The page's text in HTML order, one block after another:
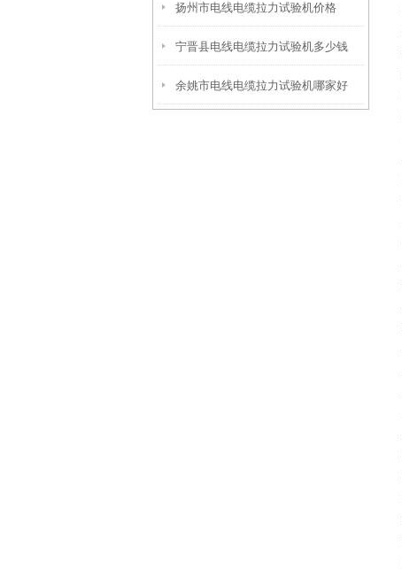
国庆节放假通知
扬州市电线电缆拉力试验机价格
宁晋县电线电缆拉力试验机多少钱
余姚市电线电缆拉力试验机哪家好